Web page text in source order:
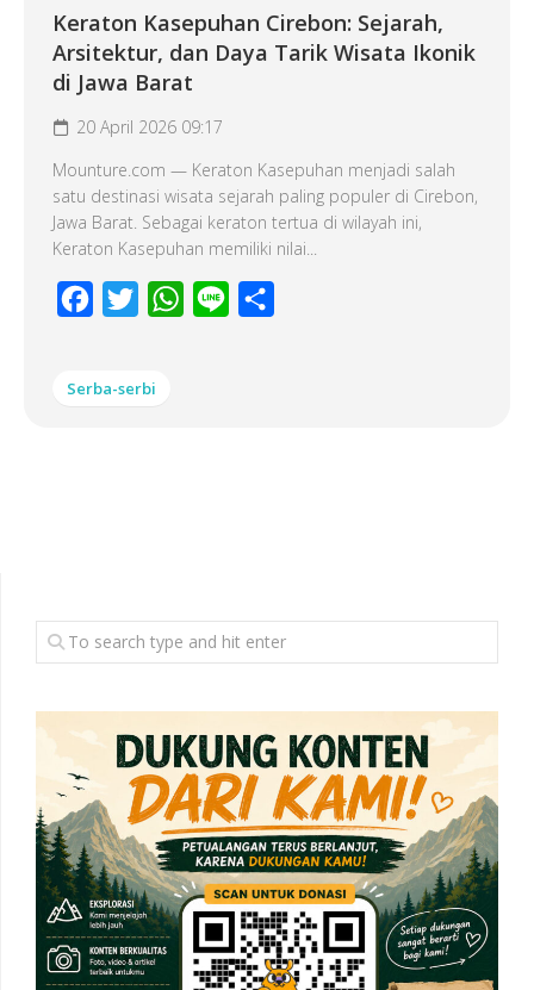
Keraton Kasepuhan Cirebon: Sejarah,
Arsitektur, dan Daya Tarik Wisata Ikonik
di Jawa Barat
20 April 2026 09:17
Mounture.com — Keraton Kasepuhan menjadi salah
satu destinasi wisata sejarah paling populer di Cirebon,
Jawa Barat. Sebagai keraton tertua di wilayah ini,
Keraton Kasepuhan memiliki nilai...
Facebook
Twitter WhatsApp
Line
Serba-serbi